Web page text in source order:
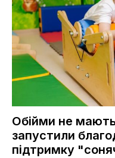
Обійми не мають
запустили
підтримку